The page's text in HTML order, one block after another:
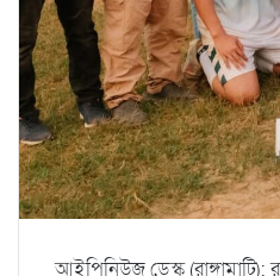
আইপিনিউজ ডেস্ক